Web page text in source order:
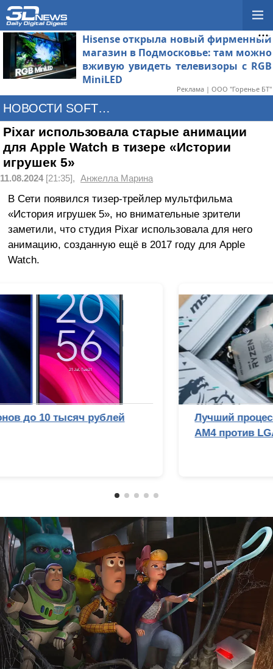
Hisense открыла новый фирменный
магазин в Подмосковье: там можно
вживую увидеть телевизоры с RGB
MiniLED
Реклама | ООО "Горенье БТ"
НОВОСТИ SOFTWARE
Pixar использовала старые анимации
для Apple Watch в тизере «Истории
игрушек 5»
11.08.2024[21:35], Анжелла Марина
В Cети появился тизер-трейлер мультфильма
«История игрушек 5», но внимательные зрители
заметили, что студия Pixar использовала для него
анимацию, созданную ещё в 2017 году для Apple
Watch.
Топ-10 смартфонов до 10 тысяч рублей